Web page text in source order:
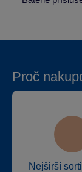
Proč
Nejširší